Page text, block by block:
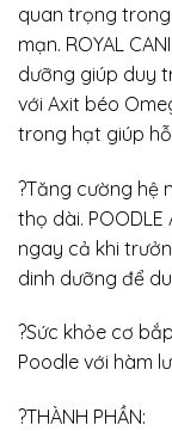
quan trọng
mạn. ROYAL
dưỡng giúp duy
với Axit béo
trong hạt giúp
?Tăng cường hệ
thọ dài.
ngay cả khi
dinh dưỡng để
?Sức khỏe cơ
Poodle với hàm
?THÀNH PHẦN: